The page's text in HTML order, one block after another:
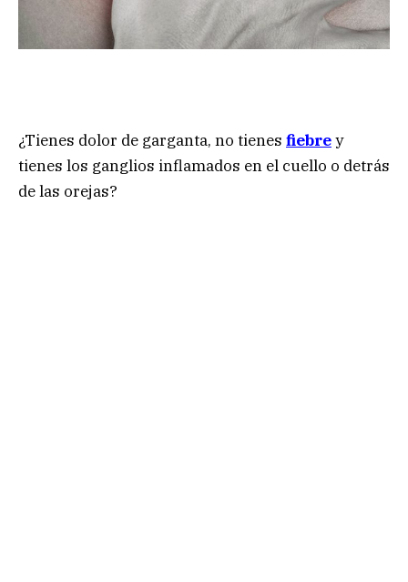
¿Tienes dolor de garganta, no tienes fiebrey
tienes los ganglios inflamados en el cuello o detrás
de las orejas?